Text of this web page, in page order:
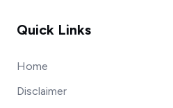
Quick Links
Home
Disclaimer